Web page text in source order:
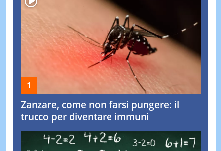
Zanzare, come non farsi pungere: il
trucco per diventare immuni